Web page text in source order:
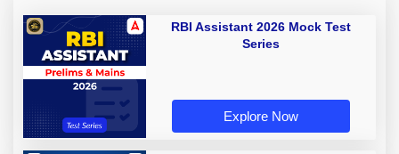
RBI Assistant 2026 Mock Test
Series
Explore Now